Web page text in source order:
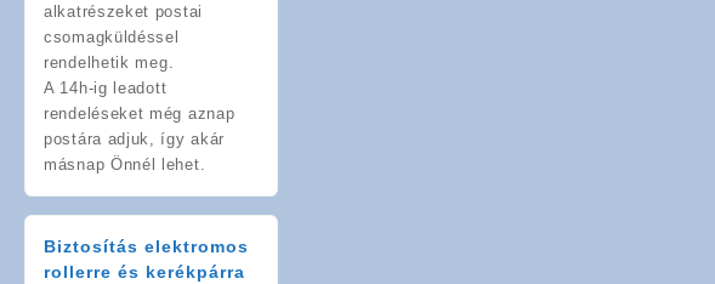
alkatrészeket postai
csomagküldéssel
rendelhetik meg.
A 14h-ig leadott
rendeléseket még aznap
postára adjuk, így akár
másnap Önnél lehet.
Biztosítás elektromos
rollerre és kerékpárra